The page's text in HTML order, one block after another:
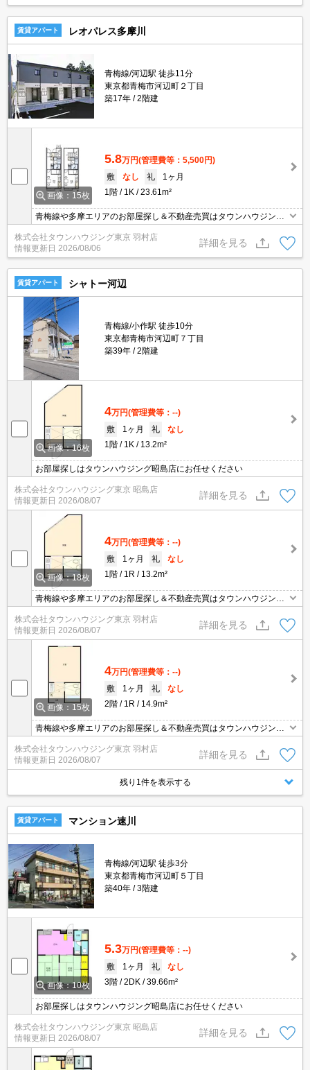
賃貸アパート レオパレス多摩川
青梅線/河辺駅 徒歩11分
東京都青梅市河辺町２丁目
築17年
2階建
画像：15枚
5.8万円(管理費等：5,500円)
敷
なし 礼
1ヶ月
1階
1K 23.61m²
青梅線や多摩エリアのお部屋探し＆不動産売買はタウンハウジング
羽村店にお任せを！ご来店時無料駐車場ご用意あります！
株式会社タウンハウジング東京 羽村店
情報更新日 2026/08/06
詳細を見る
賃貸アパート シャトー河辺
青梅線/小作駅 徒歩10分
東京都青梅市河辺町７丁目
築39年
2階建
画像：16枚
4万円(管理費等：--)
敷
1ヶ月 礼
なし
1階
1K 13.2m²
お部屋探しはタウンハウジング昭島店にお任せください
株式会社タウンハウジング東京 昭島店
情報更新日 2026/08/07
詳細を見る
画像：18枚
4万円(管理費等：--)
敷
1ヶ月 礼
なし
1階
1R 13.2m²
青梅線や多摩エリアのお部屋探し＆不動産売買はタウンハウジング
羽村店にお任せを！ご来店時無料駐車場ご用意あります！
株式会社タウンハウジング東京 羽村店
情報更新日 2026/08/07
詳細を見る
画像：15枚
4万円(管理費等：--)
敷
1ヶ月 礼
なし
2階
1R 14.9m²
青梅線や多摩エリアのお部屋探し＆不動産売買はタウンハウジング
羽村店にお任せを！ご来店時無料駐車場ご用意あります！
株式会社タウンハウジング東京 羽村店
情報更新日 2026/08/07
詳細を見る
残り1件を表示する
賃貸アパート マンション速川
青梅線/河辺駅 徒歩3分
東京都青梅市河辺町５丁目
築40年
3階建
画像：10枚
5.3万円(管理費等：--)
敷
1ヶ月 礼
なし
3階
2DK 39.66m²
お部屋探しはタウンハウジング昭島店にお任せください
株式会社タウンハウジング東京 昭島店
情報更新日 2026/08/07
詳細を見る